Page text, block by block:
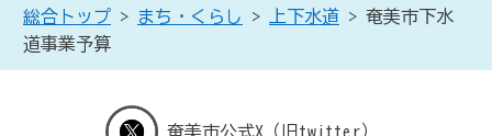
総合トップ > まち・くらし > 上下水道 > 奄美市下水
道事業予算
奄美市公式X（旧twitter）